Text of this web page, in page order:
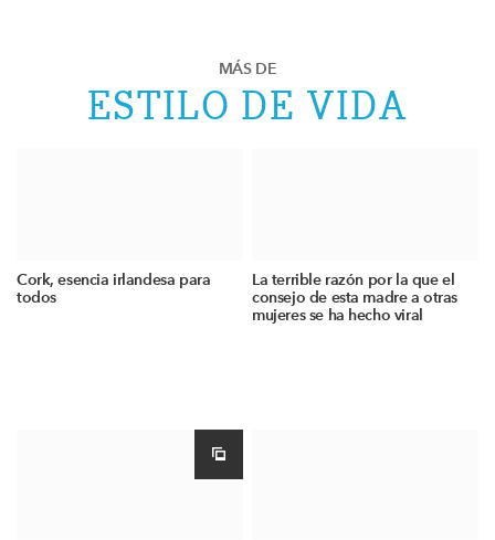
MÁS DE
ESTILO DE VIDA
Cork, esencia irlandesa para
todos
La terrible razón por la que el
consejo de esta madre a otras
mujeres se ha hecho viral